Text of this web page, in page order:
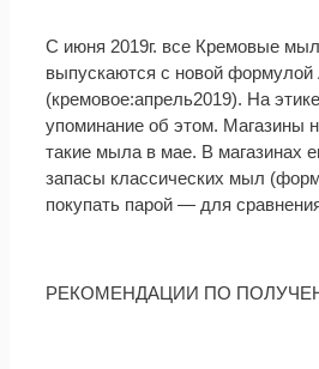
С июня 2019г. все Кремовые
выпускаются с новой формулой
(кремовое:апрель2019). На
упоминание об этом. Магазины
такие мыла в мае. В магазинах
запасы классических мыл
покупать парой — для
РЕКОМЕНДАЦИИ ПО